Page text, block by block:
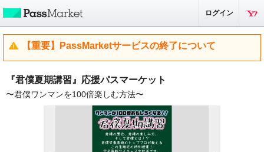
ログイン
【重要】PassMarketサービスの終了について
『君僕夏期講習』応援パスマーケット
〜君僕ワンマンを100倍楽しむ方法〜